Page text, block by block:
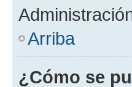
Arriba
¿Cómo se